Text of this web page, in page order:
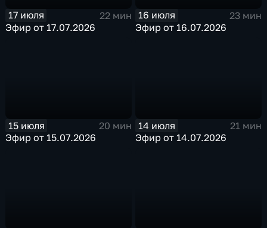
17 июля
22 мин
Эфир от 17.07.2026
16 июля
23 мин
Эфир от 16.07.2026
15 июля
20 мин
Эфир от 15.07.2026
14 июля
21 мин
Эфир от 14.07.2026